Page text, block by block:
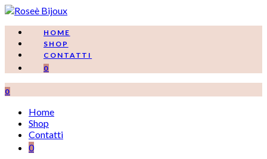
Salta
contenutoHOME
SHOP
CONTATTI
0
0
Home
Shop
Contatti
0